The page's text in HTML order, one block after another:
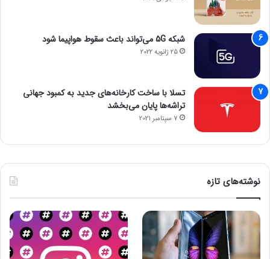
شبکه 5G می‌تواند باعث سقوط هواپیما شود
25 ژانویه 2022
تسلا با ساخت کارخانه‌های جدید به کمبود جهانی
تراشه‌ها پایان می‌بخشد
7 سپتامبر 2021
نوشته‌های تازه